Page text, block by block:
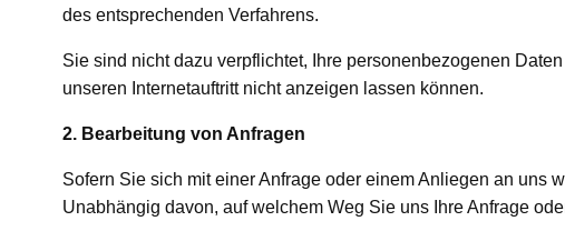
des entsprechenden Verfahrens.
Sie sind nicht dazu verpflichtet, Ihre personenbezogenen
unseren Internetauftritt nicht anzeigen lassen können.
2. Bearbeitung von Anfragen
Sofern Sie sich mit einer Anfrage oder einem Anliegen an uns
Unabhängig davon, auf welchem Weg Sie uns Ihre Anfrage